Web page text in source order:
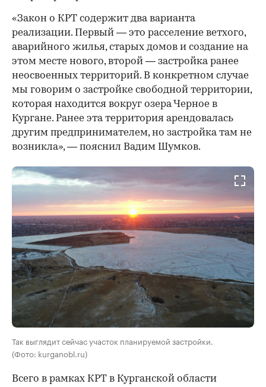
«Закон о КРТ содержит два варианта
реализации. Первый — это расселение ветхого,
аварийного жилья, старых домов и создание на
этом месте нового, второй — застройка ранее
неосвоенных территорий. В конкретном случае
мы говорим о застройке свободной территории,
которая находится вокруг озера Черное в
Кургане. Ранее эта территория арендовалась
другим предпринимателем, но застройка там не
возникла», — пояснил Вадим Шумков.
Так выглядит сейчас участок планируемой застройки.
(Фото: kurganobl.ru)
Всего в рамках КРТ в Курганской области